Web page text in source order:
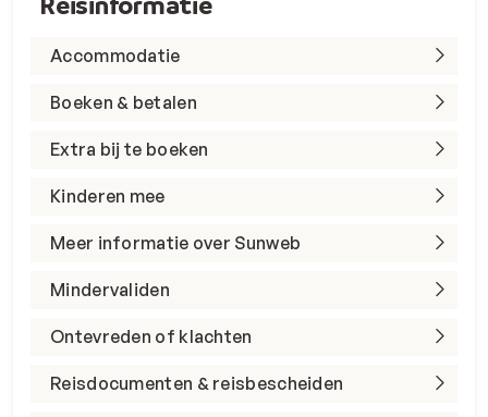
Accommodatie
Boeken & betalen
Extra bij te boeken
Kinderen mee
Meer informatie over Sunweb
Mindervaliden
Ontevreden of klachten
Reisdocumenten & reisbescheiden